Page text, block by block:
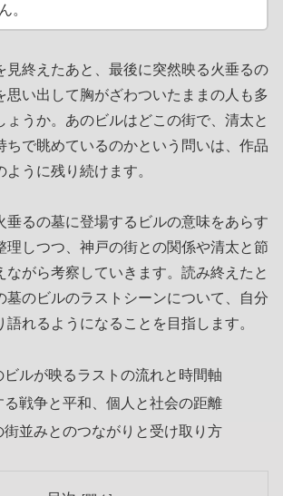
。
見終えたあと、最後に突然映る火垂るの
思い出して胸がざわついたままの人も多
ょうか。あのビルはどこの街で、清太と
ちで眺めているのかという問いは、作品
うに残り続けます。
垂るの墓に登場するビルの意味をあらす
理しつつ、神戸の街との関係や清太と節
ながら考察していきます。読み終えたと
墓のビルのラストシーンについて、自分
れるようになることを目指します。
ビルが映るラストの流れと時間軸
る戦争と平和、個人と社会の距離
街並みとのつながりと受け取り方